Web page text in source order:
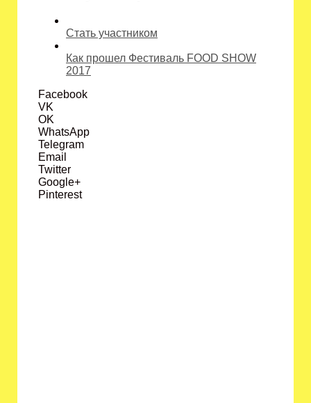
Стать участником
Как прошел Фестиваль FOOD SHOW
2017
Facebook
VK
OK
WhatsApp
Telegram
Email
Twitter
Google+
Pinterest